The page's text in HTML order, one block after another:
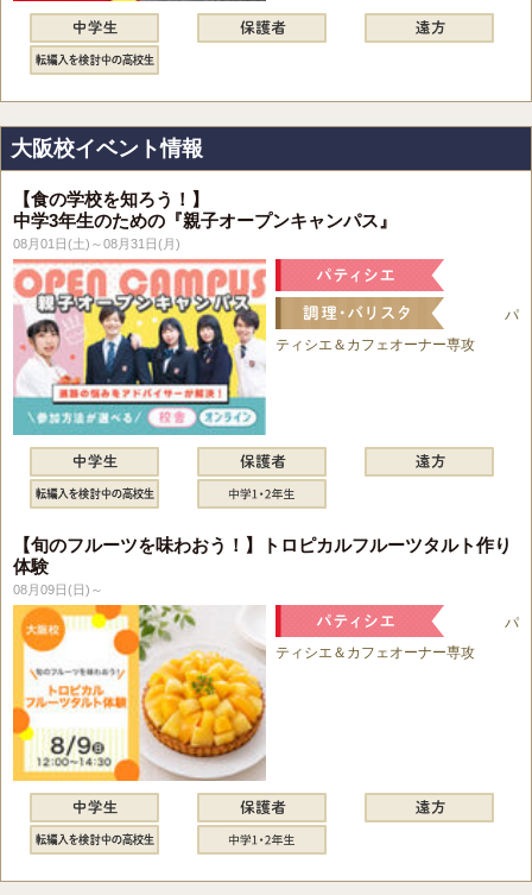
大阪校イベント情報
【食の学校を知ろう！】
中学3年生のための『親子オープンキャンパス』
08月01日(土)～08月31日(月)
パ
ティシエ＆カフェオーナー専攻
【旬のフルーツを味わおう！】トロピカルフルーツタルト作り
体験
08月09日(日)～
パ
ティシエ＆カフェオーナー専攻